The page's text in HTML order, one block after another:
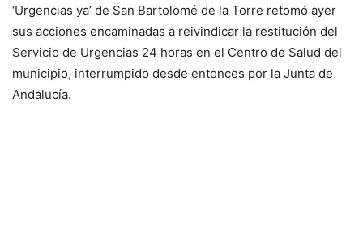
‘Urgencias ya’ de San Bartolomé de la Torre retomó ayer
sus acciones encaminadas a reivindicar la restitución del
Servicio de Urgencias 24 horas en el Centro de Salud del
municipio, interrumpido desde entonces por la Junta de
Andalucía.